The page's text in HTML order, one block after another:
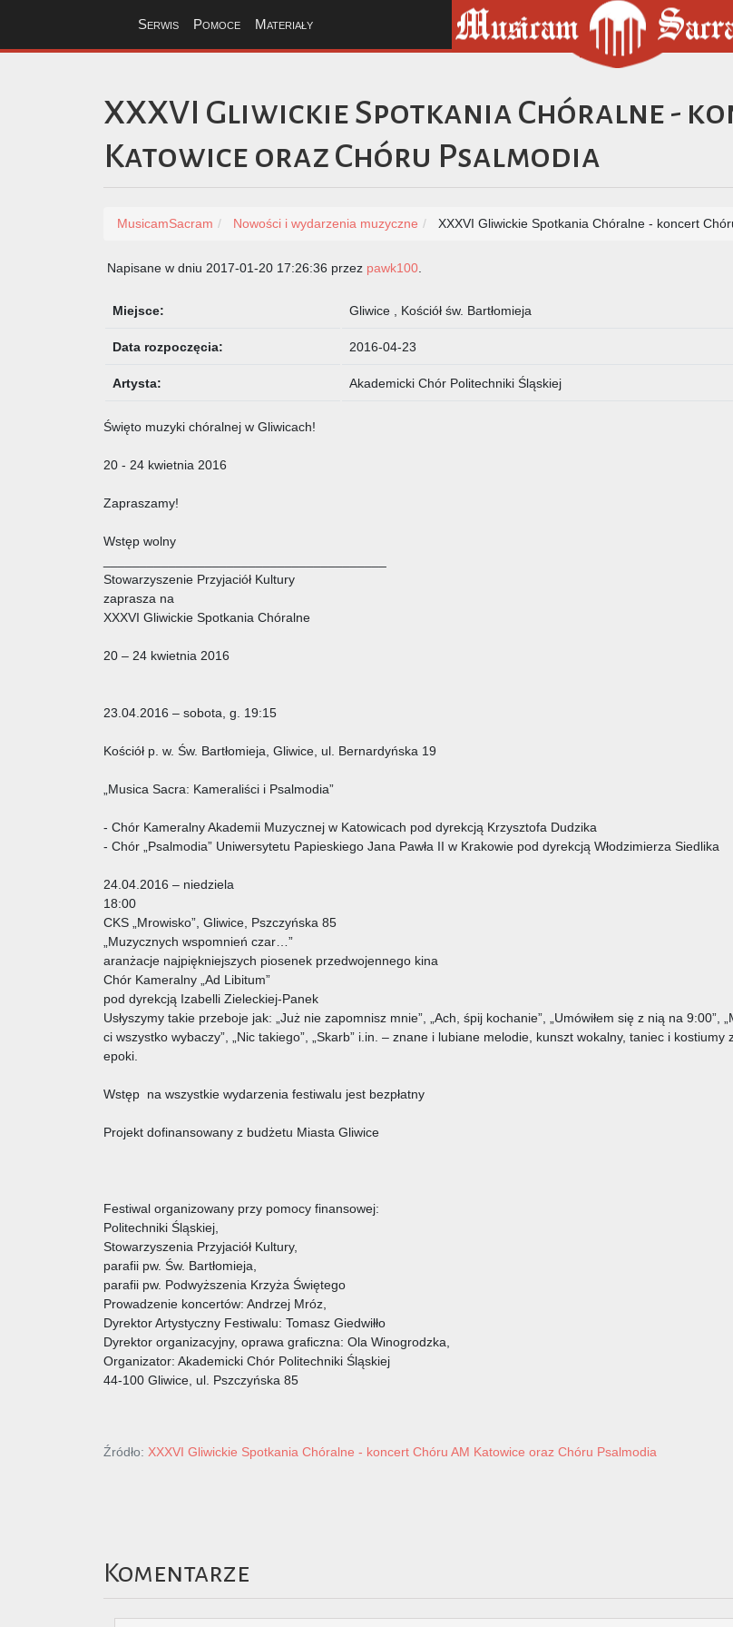
Serwis Pomoce Materiały
XXXVI Gliwickie Spotkania Chóralne -
Katowice oraz Chóru Psalmodia
MusicamSacram Nowości i wydarzenia muzyczne XXXVI Gliwickie Spotkania Chóralne - koncert
Napisane w dniu 2017-01-20 17:26:36 przez pawk100
Miejsce: Gliwice , Kościół św. Bartłomieja
Data rozpoczęcia: 2016-04-23
Artysta: Akademicki Chór Politechniki Śląskiej
Święto muzyki chóralnej w Gliwicach!
20 - 24 kwietnia 2016
Zapraszamy!
Wstęp wolny
Stowarzyszenie Przyjaciół Kultury
zaprasza na
XXXVI Gliwickie Spotkania Chóralne
20 – 24 kwietnia 2016
23.04.2016 – sobota, g. 19:15
Kościół p. w. Św. Bartłomieja, Gliwice, ul. Bernardyńska 19
„Musica Sacra: Kameraliści i Psalmodia”
- Chór Kameralny Akademii Muzycznej w Katowicach pod dyrekcją Krzysztofa Dudzika
- Chór „Psalmodia” Uniwersytetu Papieskiego Jana Pawła II w Krakowie pod dyrekcją Włodzimierza Siedlika
24.04.2016 – niedziela
18:00
CKS „Mrowisko”, Gliwice, Pszczyńska 85
„Muzycznych wspomnień czar…”
aranżacje najpiękniejszych piosenek przedwojennego kina
Chór Kameralny „Ad Libitum”
pod dyrekcją Izabelli Zieleckiej-Panek
Usłyszymy takie przeboje jak: „Już nie zapomnisz mnie”, „Ach, śpij kochanie”, „Umówiłem się z nią na 9:00”,
ci wszystko wybaczy”, „Nic takiego”, „Skarb” i.in. – znane i lubiane melodie, kunszt wokalny, taniec i kostiumy
epoki.
Wstęp na wszystkie wydarzenia festiwalu jest bezpłatny
Projekt dofinansowany z budżetu Miasta Gliwice
Festiwal organizowany przy pomocy finansowej:
Politechniki Śląskiej,
Stowarzyszenia Przyjaciół Kultury,
parafii pw. Św. Bartłomieja,
parafii pw. Podwyższenia Krzyża Świętego
Prowadzenie koncertów: Andrzej Mróz,
Dyrektor Artystyczny Festiwalu: Tomasz Giedwiłło
Dyrektor organizacyjny, oprawa graficzna: Ola Winogrodzka,
Organizator: Akademicki Chór Politechniki Śląskiej
44-100 Gliwice, ul. Pszczyńska 85
Źródło: XXXVI Gliwickie Spotkania Chóralne - koncert Chóru AM Katowice oraz Chóru Psalmodia
Komentarze